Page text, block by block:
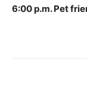
6:00 p.m. Pet